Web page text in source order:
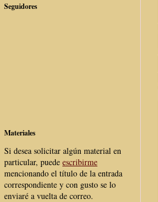
Seguidores
Materiales
Si desea solicitar algún material en
particular, puede escribirme
mencionando el título de la entrada
correspondiente y con gusto se lo
enviaré a vuelta de correo.